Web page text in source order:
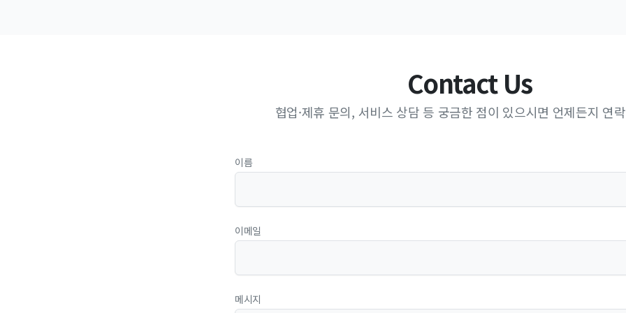
Contact Us
협업·제휴 문의, 서비스 상담 등 궁금한 점이 있으시면 언제든지 연
이름
이메일
메시지